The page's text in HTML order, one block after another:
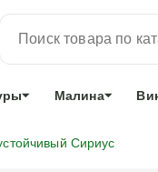
=
Малина
Сириус